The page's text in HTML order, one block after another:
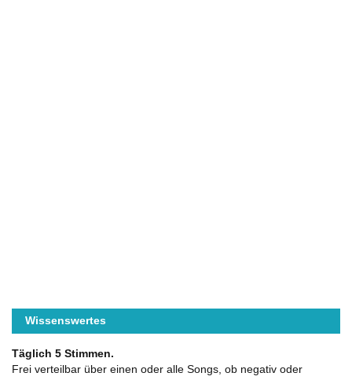
Wissenswertes
Täglich 5 Stimmen.
Frei verteilbar über einen oder alle Songs, ob negativ oder